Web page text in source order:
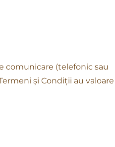
comunicare (telefonic sau
și Condiții au valoare